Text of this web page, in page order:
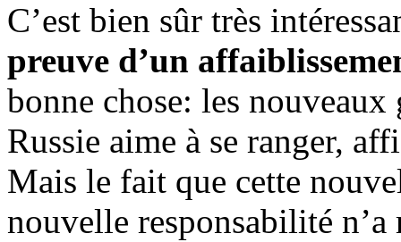
C’est bien sûr très
preuve d’un
bonne chose: les nouveaux
Russie aime à se ranger,
Mais le fait que cette
nouvelle responsabilité